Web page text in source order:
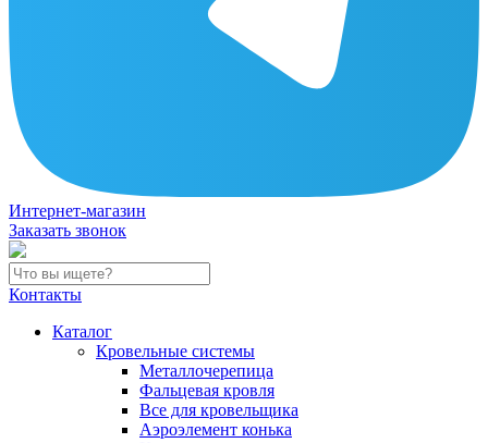
Интернет-магазин
Заказать звонок
Контакты
Каталог
Кровельные системы
Металлочерепица
Фальцевая кровля
Все для кровельщика
Аэроэлемент конька